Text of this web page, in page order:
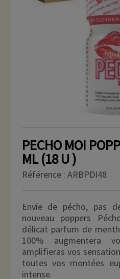
PECHO MOI
ML (18 U )
Référence : ARBPDI48
Envie de pécho, pas
nouveau poppers
délicat parfum de
100% augmentera
amplifieras vos
toutes vos montées
intense.